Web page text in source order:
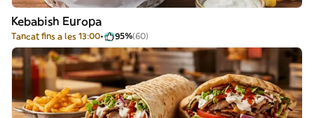
Kebabish Europa
Tancat fins a les 13:00 95%(60)